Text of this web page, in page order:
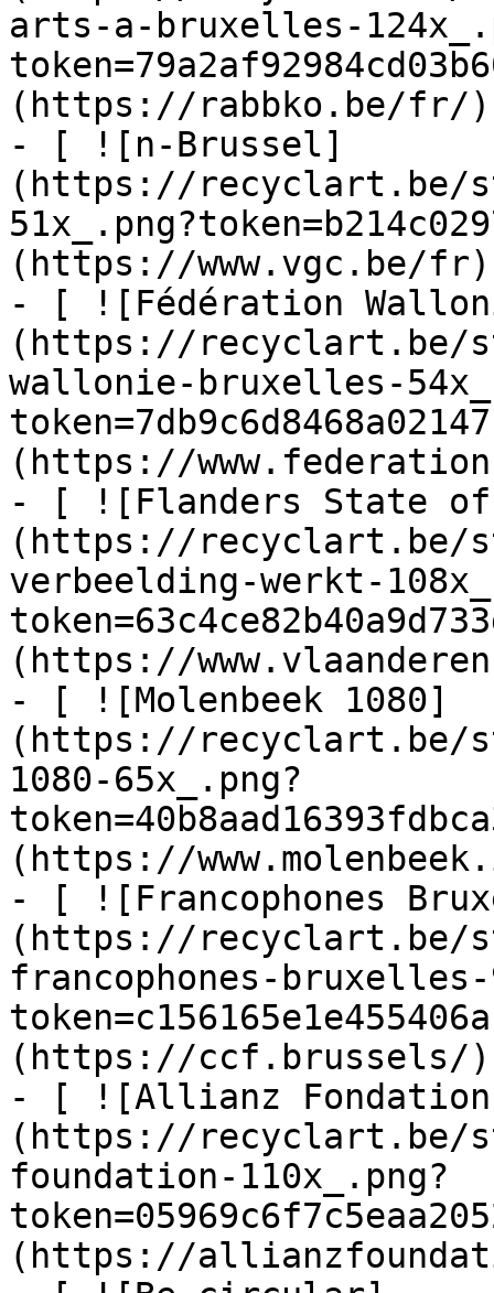
arts-a-bruxelles-
(https://rabbko.be/fr/)
- [ ![n-Brussel]
(https://recyclart.be/
(https://www.vgc.be/fr)
- [ ![Fédération
(https://recyclart.be/
wallonie-bruxelles-
(https://
- [ ![Flanders State
(https://recyclart.be/
verbeelding-werkt-
(https://
- [ ![Molenbeek 1080]
(https://recyclart.be/
1080-65x_.png?
(https://
- [ ![Francophones
(https://recyclart.be/
francophones-bruxelles-
(https://ccf.brussels/)
- [ ![Allianz
(https://recyclart.be/
foundation-110x_.png?
(https://